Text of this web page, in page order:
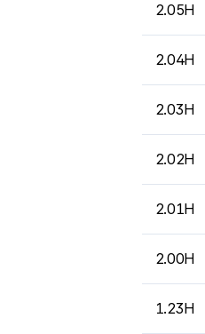
2.05H
2.04H
2.03H
2.02H
2.01H
2.00H
1.23H